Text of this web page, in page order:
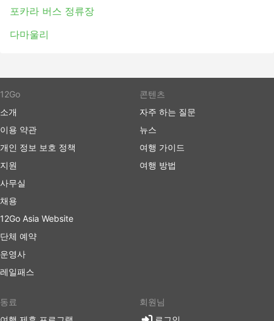
포괄하며 버스 노선은 잘 정립되어 있습니다.
타는 것은 버스 정류장에 미리 도착할 필요가 없습니
화적이며 한도가 설정되어 있는 경우 추가 수하물에
대한 요금은 일반적으로 그리 높지 않습니다.
버스 티켓은 항공 또는 고속 열차 티켓에 비해 더 저렴
할 수 있습니다. 여행자들은 다양한 예산의 좌석을 선
택할 수 있습니다. 더 저렴한 표준 옵션은 약간 느릴
수 있고 최고의 편안함을 제공하지는 않지만 견딜만하
며 목적지까지 데려다줍니다. 장거리 노선을 이용할
경우, 화장실에 갈 수 있는 시간이 주어지며 간식, 물,
스는 넓고 푹신한 리클라이닝 좌석, 담요, 더 적은 수의
승객 및 기타 여러 특별 서비스를 갖춘 비행기의 비즈
니스 클래스에 버금가는 좌석을 제공하여 즐거운 여행
새로생긴 시외 버스 터미널은 버스가 도시 혼잡을 피
포카라 버스 정류장
다마울리
12Go
소개
이용 약관
개인 정보 보호 정책
지원
사무실
채용
12Go Asia Website
단체 예약
운영사
레일패스
콘텐츠
자주 하는 질문
뉴스
여행 가이드
여행 방법
동료
회원님